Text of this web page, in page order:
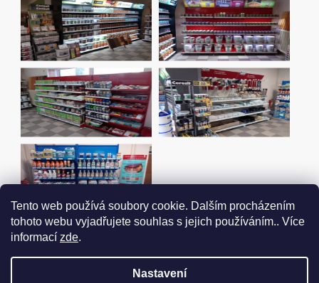
Tento web používá soubory cookie. Dalším procházením
tohoto webu vyjadřujete souhlas s jejich používáním.. Více
informací zde.
Nastavení